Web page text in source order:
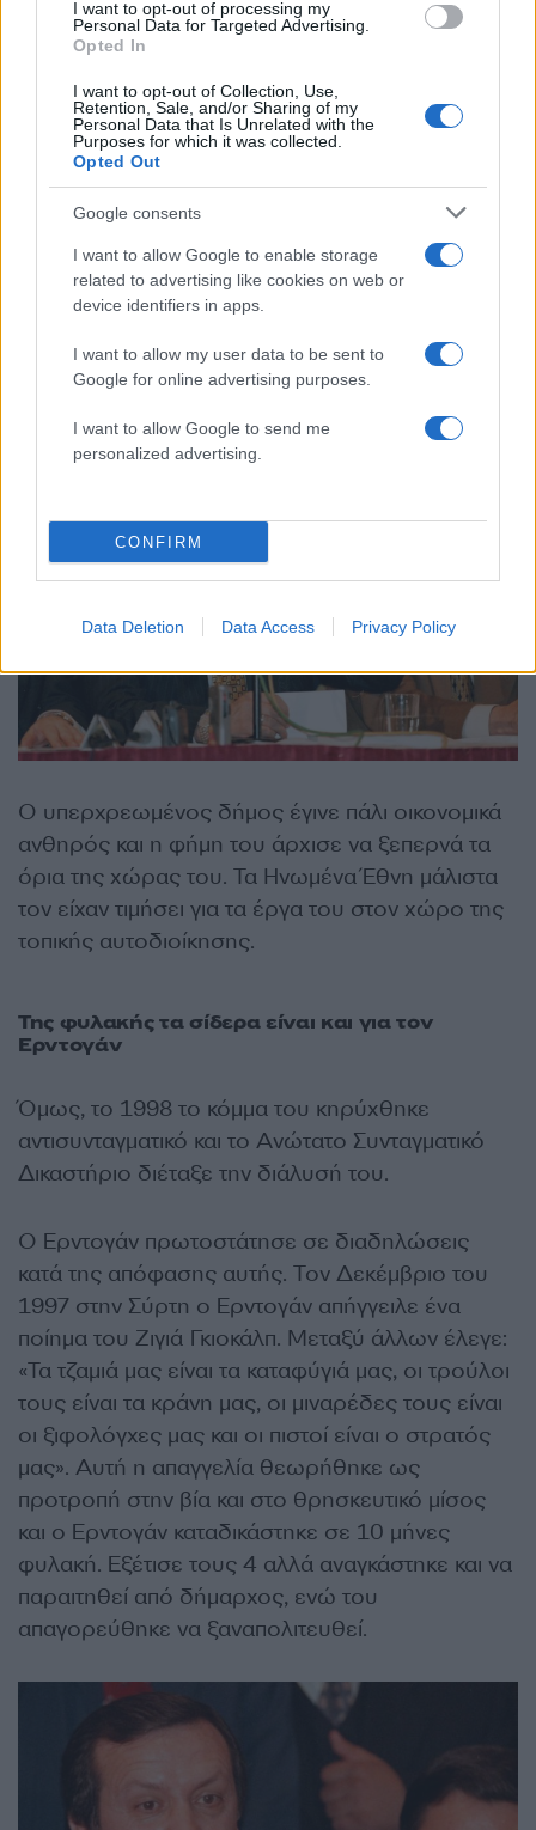
I want to opt-out of processing my
Personal Data for Targeted Advertising.
Opted In
I want to opt-out of Collection, Use,
Retention, Sale, and/or Sharing of my
Personal Data that Is Unrelated with the
Purposes for which it was collected.
Opted Out
Google consents
I want to allow Google to enable storage
related to advertising like cookies on web or
device identifiers in apps.
I want to allow my user data to be sent to
Google for online advertising purposes.
I want to allow Google to send me
personalized advertising.
CONFIRM
Data Deletion Data Access Privacy Policy
έδρα.
Δήμαρχος Κωνσταντινούπολης
Όλα αυτά έως τις τοπικές εκλογές στις 27
Μαρτίου του 1994. Ο Ερντογάν εξελέγη
δήμαρχος Κωνσταντινούπολης. Έλυσε βασικά
προβλήματα της πόλης όπως η υδροδότηση, η
ρύπανση αλλά και το κυκλοφοριακό χάος.Έκανε
έργα που έμειναν στην ιστορία όπως πάνω από
50 γέφυρες και πολλούς καινούριους δρόμους.
Ο υπερχρεωμένος δήμος έγινε πάλι οικονομικά
ανθηρός και η φήμη του άρχισε να ξεπερνά τα
όρια της χώρας του. Τα Ηνωμένα Έθνη μάλιστα
τον είχαν τιμήσει για τα έργα του στον χώρο της
τοπικής αυτοδιοίκησης.
Της φυλακής τα σίδερα είναι και για τον
Ερντογάν
Όμως, το 1998 το κόμμα του κηρύχθηκε
αντισυνταγματικό και το Ανώτατο Συνταγματικό
Δικαστήριο διέταξε την διάλυσή του.
Ο Ερντογάν πρωτοστάτησε σε διαδηλώσεις
κατά της απόφασης αυτής. Τον Δεκέμβριο του
1997 στην Σύρτη ο Ερντογάν απήγγειλε ένα
ποίημα του Ζιγιά Γκιοκάλπ. Μεταξύ άλλων έλεγε:
«Τα τζαμιά μας είναι τα καταφύγιά μας, οι τρούλοι
τους είναι τα κράνη μας, οι μιναρέδες τους είναι
οι ξιφολόγχες μας και οι πιστοί είναι ο στρατός
μας». Αυτή η απαγγελία θεωρήθηκε ως
προτροπή στην βία και στο θρησκευτικό μίσος
και ο Ερντογάν καταδικάστηκε σε 10 μήνες
φυλακή. Εξέτισε τους 4 αλλά αναγκάστηκε και να
παραιτηθεί από δήμαρχος, ενώ του
απαγορεύθηκε να ξαναπολιτευθεί.